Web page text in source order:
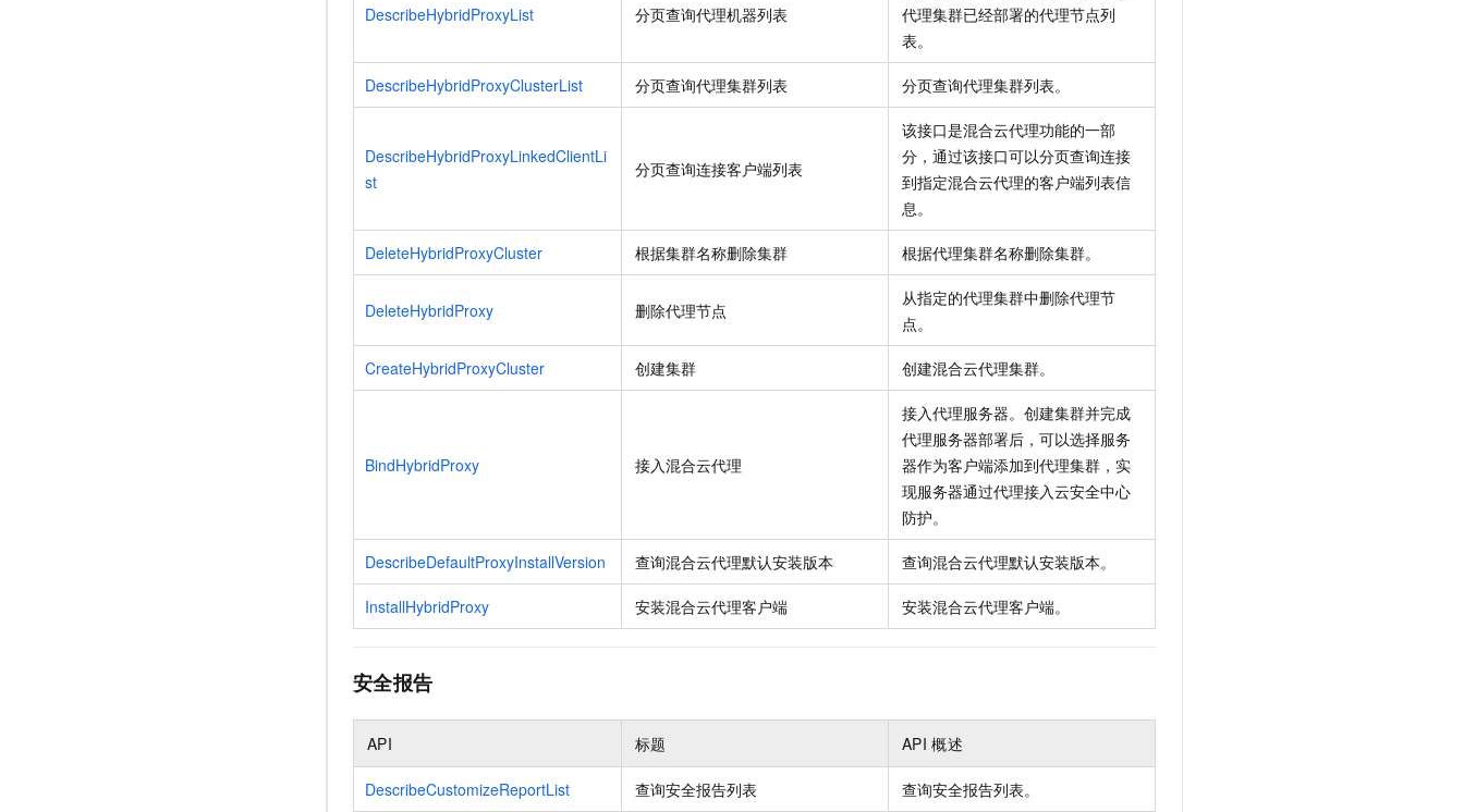
DescribeHybridProxyList 分页查询代理机器列表
代理集群已经部署的代理节点列
表。
DescribeHybridProxyClusterList 分页查询代理集群列表 分页查询代理集群列表。
DescribeHybridProxyLinkedClientLi
st
分页查询连接客户端列表
该接口是混合云代理功能的一部
分，通过该接口可以分页查询连接
到指定混合云代理的客户端列表信
息。
DeleteHybridProxyCluster 根据集群名称删除集群 根据代理集群名称删除集群。
DeleteHybridProxy 删除代理节点
从指定的代理集群中删除代理节
点。
CreateHybridProxyCluster 创建集群 创建混合云代理集群。
BindHybridProxy 接入混合云代理
接入代理服务器。创建集群并完成
代理服务器部署后，可以选择服务
器作为客户端添加到代理集群，实
现服务器通过代理接入云安全中心
防护。
DescribeDefaultProxyInstallVersion 查询混合云代理默认安装版本 查询混合云代理默认安装版本。
InstallHybridProxy 安装混合云代理客户端 安装混合云代理客户端。
安全报告
API 标题 API 概述
DescribeCustomizeReportList 查询安全报告列表 查询安全报告列表。